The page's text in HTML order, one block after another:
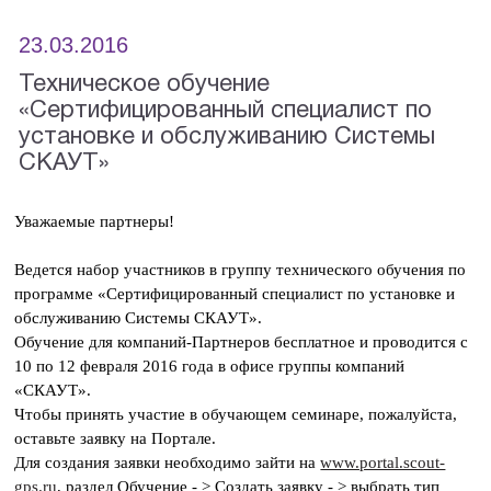
23.03.2016
Техническое обучение
«Сертифицированный специалист по
установке и обслуживанию Системы
СКАУТ»
Уважаемые партнеры!
Ведется набор участников в группу технического обучения по
программе «Сертифицированный специалист по установке и
обслуживанию Системы СКАУТ».
Обучение для компаний-Партнеров бесплатное и проводится с
10 по 12 февраля 2016 года в офисе группы компаний
«СКАУТ».
Чтобы принять участие в обучающем семинаре, пожалуйста,
оставьте заявку на Портале.
Для создания заявки необходимо зайти наwww.portal.scout-
gps.ru, раздел Обучение - > Создать заявку - > выбрать тип